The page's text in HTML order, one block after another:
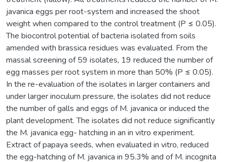
javanica eggs per root-system and increased the shoot
weight when compared to the control treatment (P ≤ 0.05).
The biocontrol potential of bacteria isolated from soils
amended with brassica residues was evaluated. From the
massal screening of 59 isolates, 19 reduced the number of
egg masses per root system in more than 50% (P ≤ 0.05).
In the re-evaluation of the isolates in larger containers and
under larger inoculum pressure, the isolates did not reduce
the number of galls and eggs of M. javanica or induced the
plant development. The isolates did not reduce significantly
the M. javanica egg- hatching in an in vitro experiment.
Extract of papaya seeds, when evaluated in vitro, reduced
the egg-hatching of M. javanica in 95.3% and of M. incognita